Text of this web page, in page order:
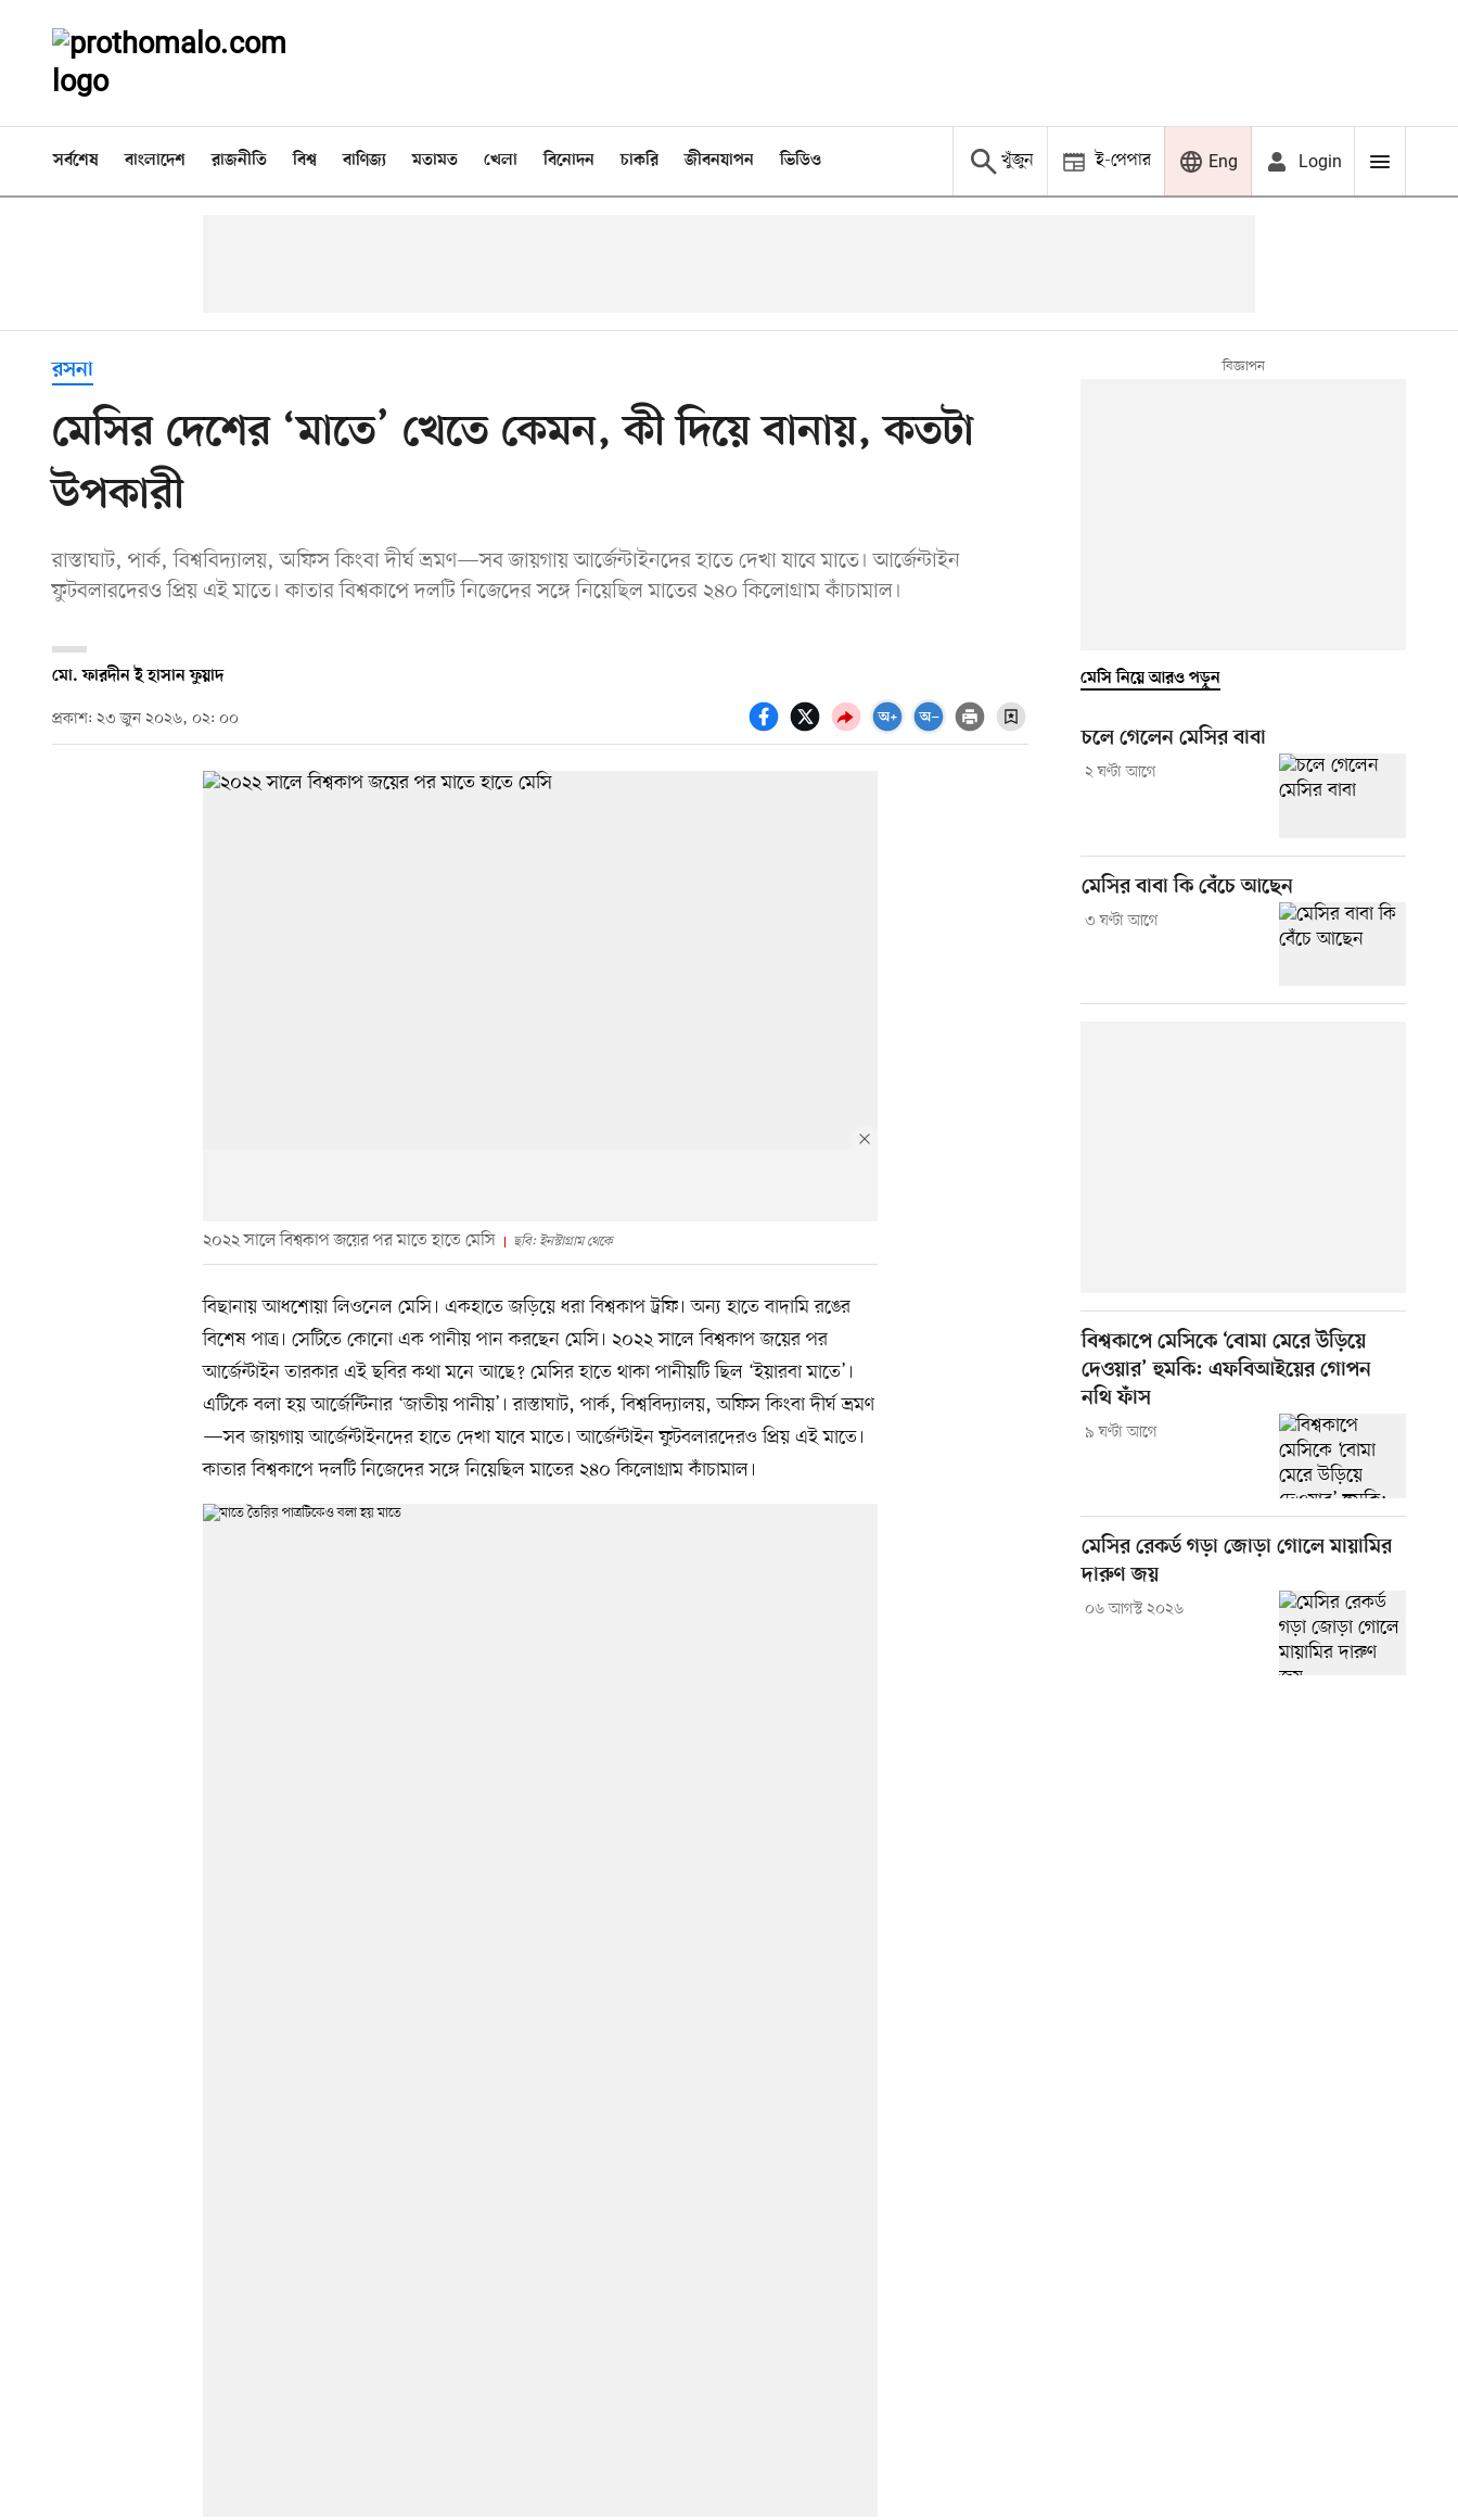
সর্বশেষ বাংলাদেশ রাজনীতি বিশ্ব বাণিজ্য মতামত খেলা বিনোদন চাকরি জীবনযাপন ভিডিও খুঁজুন ই-পেপার Eng Login
রসনা
মেসির দেশের ‘মাতে’ খেতে কেমন, কী দিয়ে বানায়, কতটা
উপকারী
রাস্তাঘাট, পার্ক, বিশ্ববিদ্যালয়, অফিস কিংবা দীর্ঘ ভ্রমণ—সব জায়গায় আর্জেন্টাইনদের হাতে দেখা যাবে মাতে। আর্জেন্টাইন
ফুটবলারদেরও প্রিয় এই মাতে। কাতার বিশ্বকাপে দলটি নিজেদের সঙ্গে নিয়েছিল মাতের ২৪০ কিলোগ্রাম কাঁচামাল।
মো. ফারদীন ই হাসান ফুয়াদ
প্রকাশ: ২৩ জুন ২০২৬, ০২: ০০
২০২২ সালে বিশ্বকাপ জয়ের পর মাতে হাতে মেসি ছবি: ইনস্টাগ্রাম থেকে
বিছানায় আধশোয়া লিওনেল মেসি। একহাতে জড়িয়ে ধরা বিশ্বকাপ ট্রফি। অন্য হাতে বাদামি রঙের
বিশেষ পাত্র। সেটিতে কোনো এক পানীয় পান করছেন মেসি। ২০২২ সালে বিশ্বকাপ জয়ের পর
আর্জেন্টাইন তারকার এই ছবির কথা মনে আছে? মেসির হাতে থাকা পানীয়টি ছিল ‘ইয়ারবা মাতে’।
এটিকে বলা হয় আর্জেন্টিনার ‘জাতীয় পানীয়’। রাস্তাঘাট, পার্ক, বিশ্ববিদ্যালয়, অফিস কিংবা দীর্ঘ ভ্রমণ
—সব জায়গায় আর্জেন্টাইনদের হাতে দেখা যাবে মাতে। আর্জেন্টাইন ফুটবলারদেরও প্রিয় এই মাতে।
কাতার বিশ্বকাপে দলটি নিজেদের সঙ্গে নিয়েছিল মাতের ২৪০ কিলোগ্রাম কাঁচামাল।
মেসি নিয়ে আরও পড়ুন
চলে গেলেন মেসির বাবা
২ ঘণ্টা আগে
মেসির বাবা কি বেঁচে আছেন
৩ ঘণ্টা আগে
বিশ্বকাপে মেসিকে ‘বোমা মেরে উড়িয়ে
দেওয়ার’ হুমকি: এফবিআইয়ের গোপন
নথি ফাঁস
৯ ঘণ্টা আগে
মেসির রেকর্ড গড়া জোড়া গোলে মায়ামির
দারুণ জয়
০৬ আগস্ট ২০২৬